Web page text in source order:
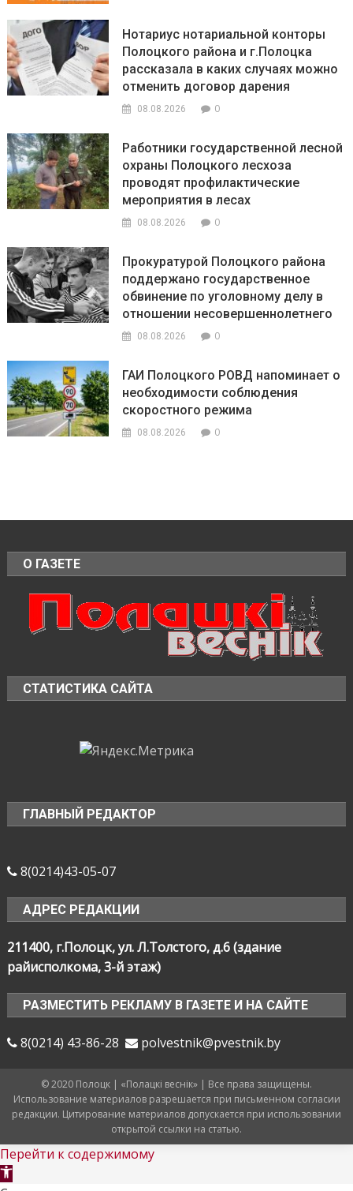
Нотариус нотариальной конторы
Полоцкого района и г.Полоцка
рассказала в каких случаях можно
отменить договор дарения
08.08.2026 0
Работники государственной лесной
охраны Полоцкого лесхоза
проводят профилактические
мероприятия в лесах
08.08.2026 0
Прокуратурой Полоцкого района
поддержано государственное
обвинение по уголовному делу в
отношении несовершеннолетнего
08.08.2026 0
ГАИ Полоцкого РОВД напоминает о
необходимости соблюдения
скоростного режима
08.08.2026 0
О ГАЗЕТЕ
СТАТИСТИКА САЙТА
ГЛАВНЫЙ РЕДАКТОР
8(0214)43-05-07
АДРЕС РЕДАКЦИИ
211400, г.Полоцк, ул. Л.Толстого, д.6 (здание
райисполкома, 3-й этаж)
РАЗМЕСТИТЬ РЕКЛАМУ В ГАЗЕТЕ И НА САЙТЕ
8(0214) 43-86-28 polvestnik@pvestnik.by
© 2020 Полоцк | «Полацкі веснік» | Все права защищены.
Использование материалов разрешается при письменном согласии
редакции. Цитирование материалов допускается при использовании
открытой ссылки на статью.
Перейти к содержимому
Открыть